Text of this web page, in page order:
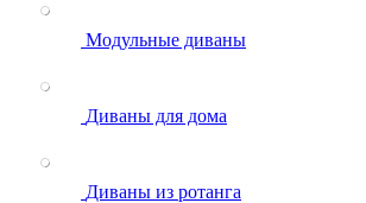
Модульные диваны
Диваны для дома
Диваны из ротанга